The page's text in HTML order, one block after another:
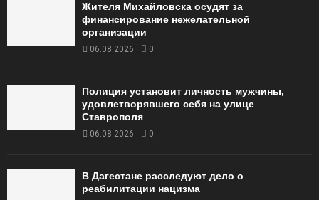
Жителя Михайловска осудят за
финансирование нежелательной
организации
06.08.2026 0
Полиция установит личность мужчины,
удовлетворявшего себя на улице
Ставрополя
06.08.2026 0
В Дагестане расследуют дело о
реабилитации нацизма